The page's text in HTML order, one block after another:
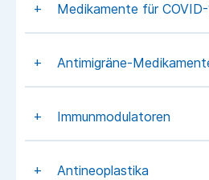
Medikamente für
Antimigräne-
Immunmodulatoren
Antineoplastika